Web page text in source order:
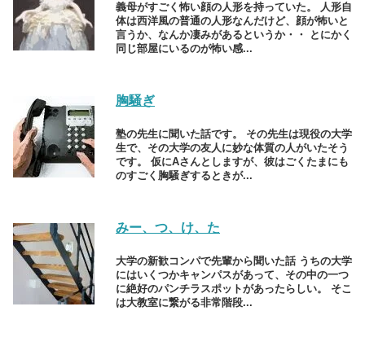
義母がすごく怖い顔の人形を持っていた。 人形自
体は西洋風の普通の人形なんだけど、顔が怖いと
言うか、なんか凄みがあるというか・・ とにかく
同じ部屋にいるのが怖い感...
胸騒ぎ
塾の先生に聞いた話です。 その先生は現役の大学
生で、その大学の友人に妙な体質の人がいたそう
です。 仮にAさんとしますが、彼はごくたまにも
のすごく胸騒ぎするときが...
みー、つ、け、た
大学の新歓コンパで先輩から聞いた話 うちの大学
にはいくつかキャンパスがあって、その中の一つ
に絶好のパンチラスポットがあったらしい。 そこ
は大教室に繋がる非常階段...